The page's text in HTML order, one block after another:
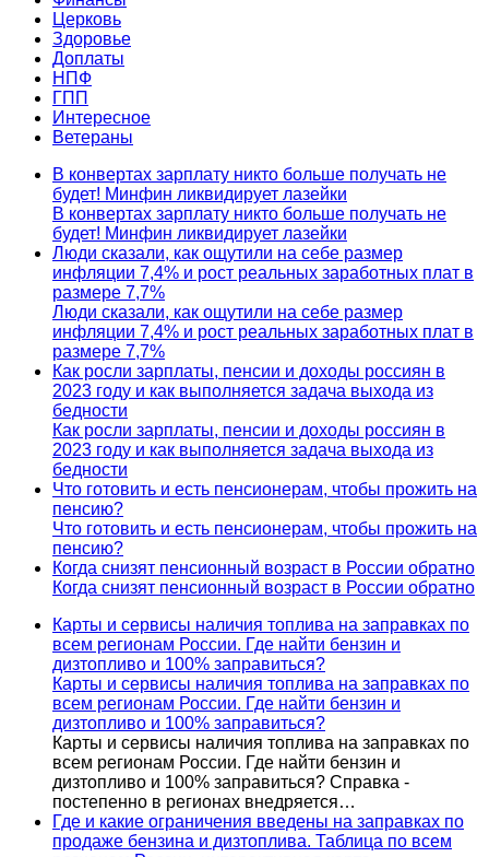
Церковь
Здоровье
Доплаты
НПФ
ГПП
Интересное
Ветераны
В конвертах зарплату никто больше получать не
будет! Минфин ликвидирует лазейки
В конвертах зарплату никто больше получать не
будет! Минфин ликвидирует лазейки
Люди сказали, как ощутили на себе размер
инфляции 7,4% и рост реальных заработных плат в
размере 7,7%
Люди сказали, как ощутили на себе размер
инфляции 7,4% и рост реальных заработных плат в
размере 7,7%
Как росли зарплаты, пенсии и доходы россиян в
2023 году и как выполняется задача выхода из
бедности
Как росли зарплаты, пенсии и доходы россиян в
2023 году и как выполняется задача выхода из
бедности
Что готовить и есть пенсионерам, чтобы прожить на
пенсию?
Что готовить и есть пенсионерам, чтобы прожить на
пенсию?
Когда снизят пенсионный возраст в России обратно
Когда снизят пенсионный возраст в России обратно
Карты и сервисы наличия топлива на заправках по
всем регионам России. Где найти бензин и
дизтопливо и 100% заправиться?
Карты и сервисы наличия топлива на заправках по
всем регионам России. Где найти бензин и
дизтопливо и 100% заправиться?
Карты и сервисы наличия топлива на заправках по
всем регионам России. Где найти бензин и
дизтопливо и 100% заправиться? Справка -
постепенно в регионах внедряется…
Где и какие ограничения введены на заправках по
продаже бензина и дизтоплива. Таблица по всем